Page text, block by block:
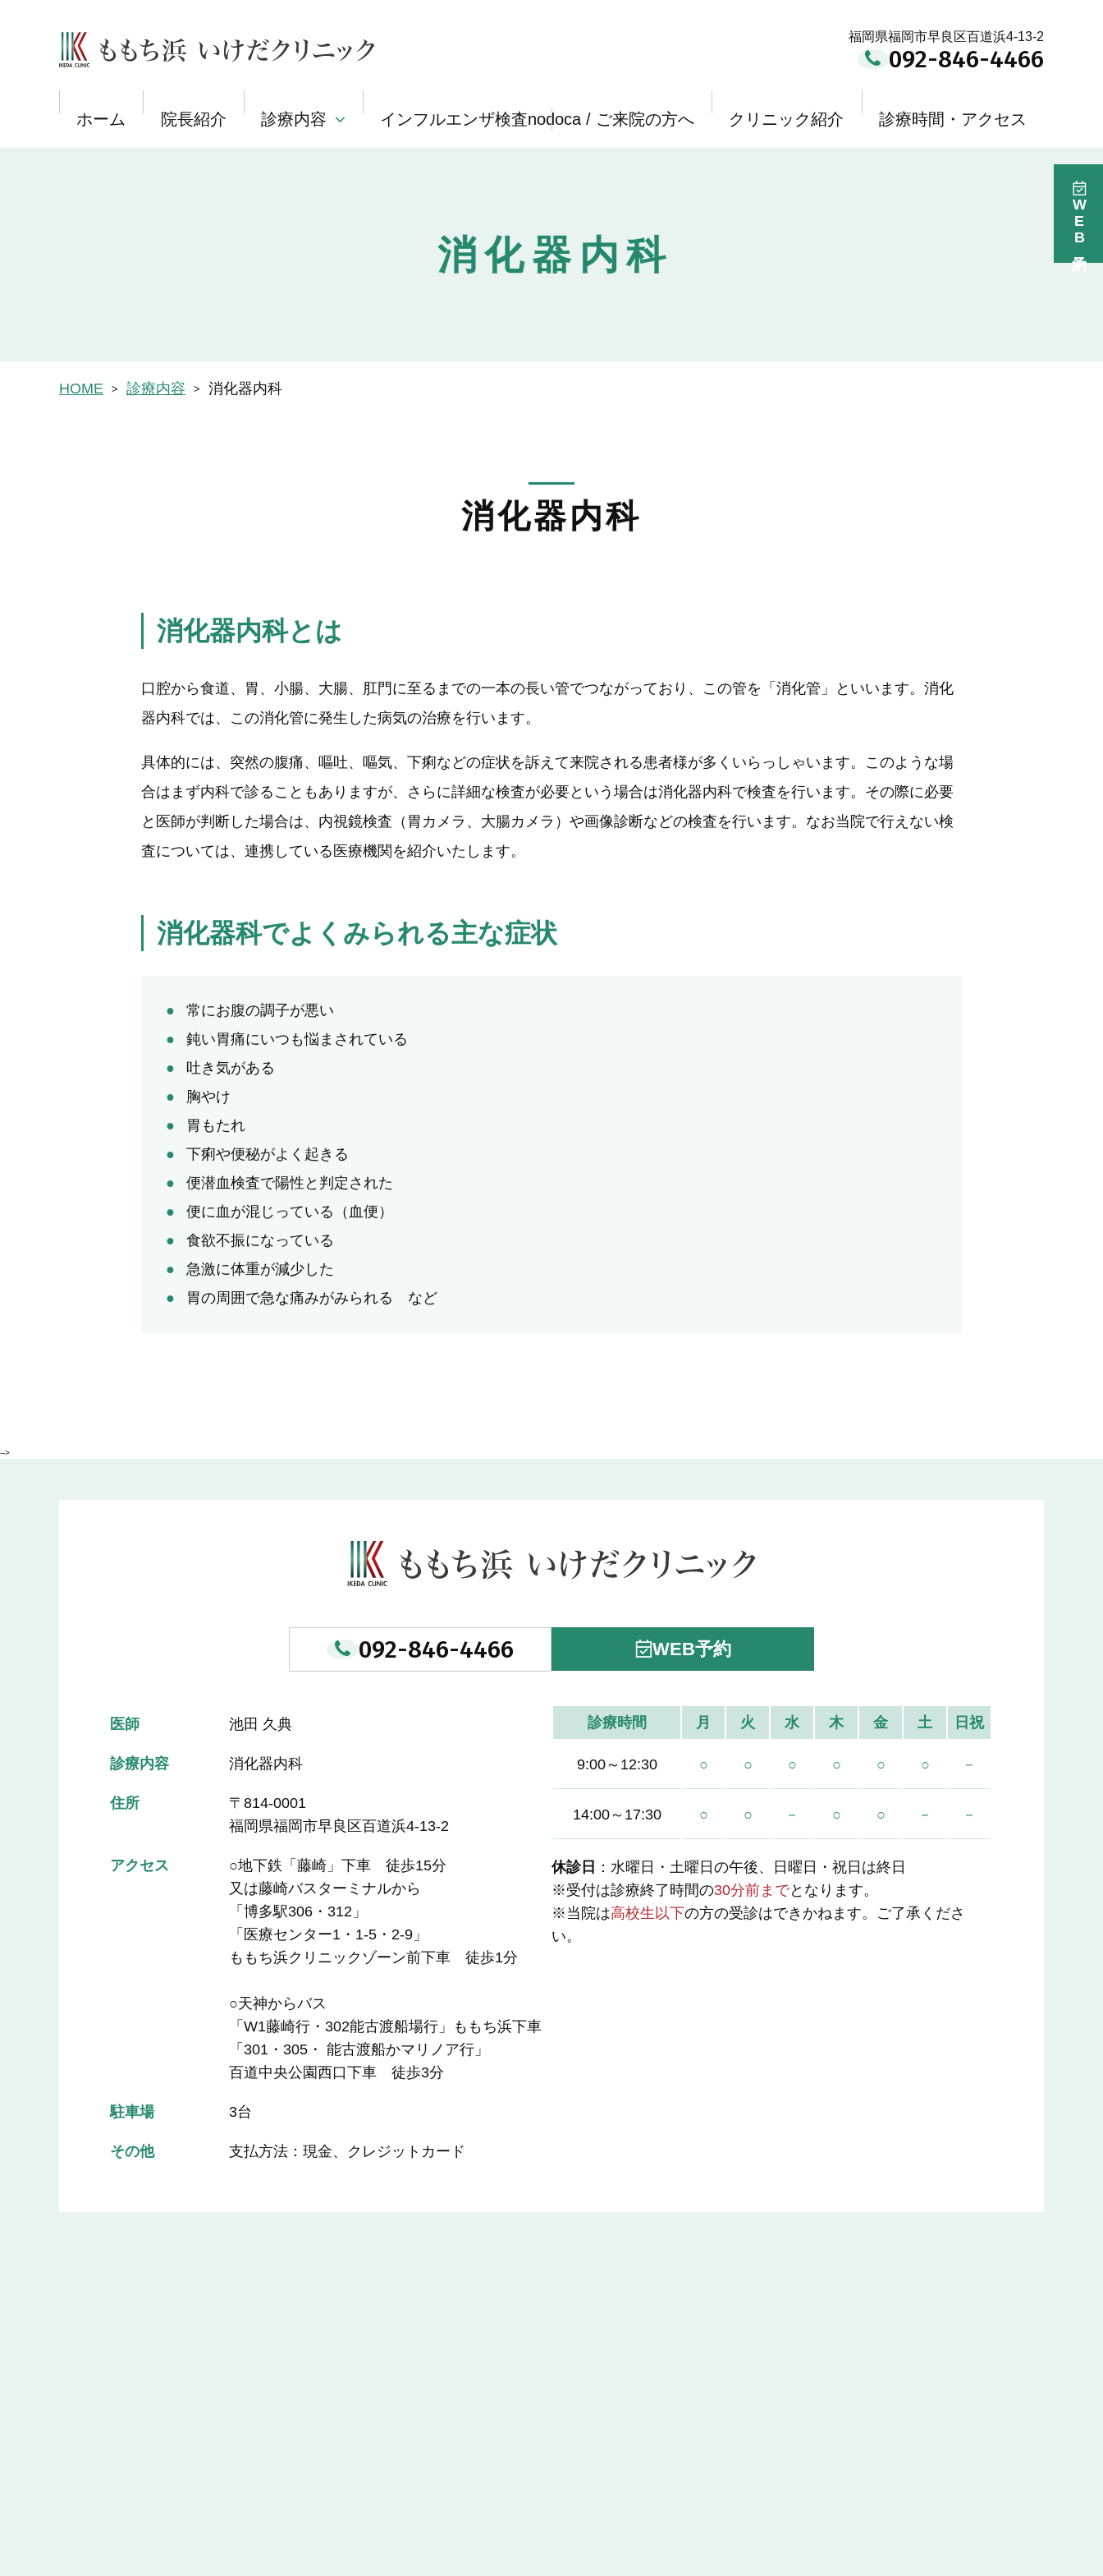
福岡県福岡市早良区百道浜4-13-2
092-846-4466
ホーム 院長紹介 診療内容 インフルエンザ検査nodoca / ご来院の方へ クリニック紹介 診療時間・アクセス
WEB予約
HOME 診療内容 消化器内科
消化器内科
消化器内科
消化器内科とは
口腔から食道、胃、小腸、大腸、肛門に至るまでの一本の長い管でつながっており、この管を「消化管」といいます。消化
器内科では、この消化管に発生した病気の治療を行います。
具体的には、突然の腹痛、嘔吐、嘔気、下痢などの症状を訴えて来院される患者様が多くいらっしゃいます。このような場
合はまず内科で診ることもありますが、さらに詳細な検査が必要という場合は消化器内科で検査を行います。その際に必要
と医師が判断した場合は、内視鏡検査（胃カメラ、大腸カメラ）や画像診断などの検査を行います。なお当院で行えない検
査については、連携している医療機関を紹介いたします。
消化器科でよくみられる主な症状
常にお腹の調子が悪い
鈍い胃痛にいつも悩まされている
吐き気がある
胸やけ
胃もたれ
下痢や便秘がよく起きる
便潜血検査で陽性と判定された
便に血が混じっている（血便）
食欲不振になっている
急激に体重が減少した
胃の周囲で急な痛みがみられる など
-->
092-846-4466 WEB予約
医師 池田 久典
診療内容 消化器内科
住所
〒814-0001
福岡県福岡市早良区百道浜4-13-2
アクセス
○地下鉄「藤崎」下車 徒歩15分
又は藤崎バスターミナルから
「博多駅306・312」
「医療センター1・1-5・2-9」
ももち浜クリニックゾーン前下車 徒歩1分
○天神からバス
「W1藤崎行・302能古渡船場行」ももち浜下車
「301・305・ 能古渡船かマリノア行」
百道中央公園西口下車 徒歩3分
駐車場 3台
その他 支払方法：現金、クレジットカード
診療時間 月 火 水 木 金 土 日祝
9:00～12:30 ○ ○ ○ ○ ○ ○ －
14:00～17:30 ○ ○ － ○ ○ － －
休診日 ：水曜日・土曜日の午後、日曜日・祝日は終日
※受付は診療終了時間の30分前までとなります。
※当院は高校生以下の方の受診はできかねます。ご了承くださ
い。